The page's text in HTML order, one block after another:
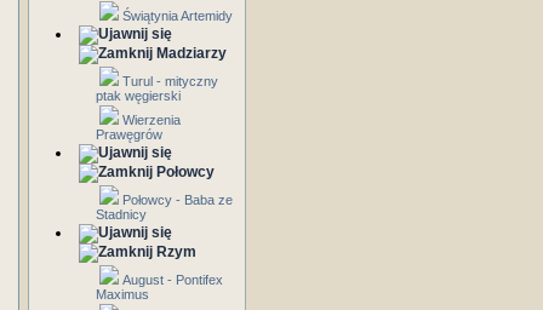
Świątynia Artemidy
Madziarzy
Turul - mityczny
ptak węgierski
Wierzenia
Prawęgrów
Połowcy
Połowcy - Baba ze
Stadnicy
Rzym
August - Pontifex
Maximus